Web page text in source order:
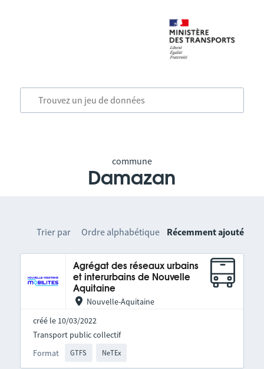
commune
Damazan
Trier par Ordre alphabétique Récemment ajouté
Agrégat des réseaux urbains
et interurbains de Nouvelle
Aquitaine
Nouvelle-Aquitaine
créé le 10/03/2022
Format GTFS NeTEx
Transport public collectif